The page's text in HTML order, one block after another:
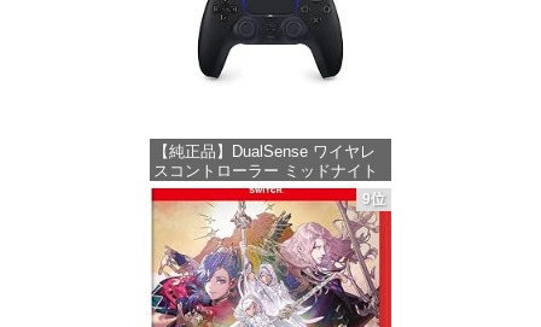
【純正品】DualSense ワイヤレ
スコントローラー ミッドナイト
ブラック(CFI-ZCT2J01)
価格：¥10,737
9位